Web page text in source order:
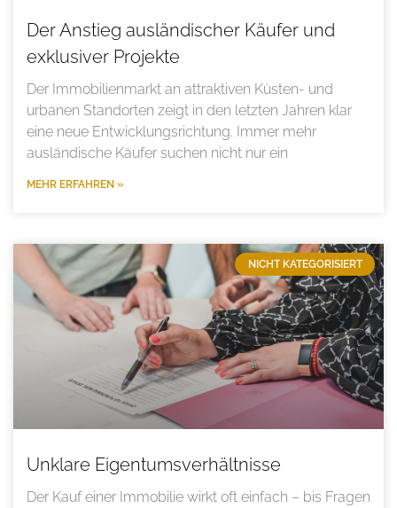
Der Anstieg ausländischer Käufer und
exklusiver Projekte
Der Immobilienmarkt an attraktiven Küsten- und
urbanen Standorten zeigt in den letzten Jahren klar
eine neue Entwicklungsrichtung. Immer mehr
ausländische Käufer suchen nicht nur ein
MEHR ERFAHREN »
NICHT KATEGORISIERT
Unklare Eigentumsverhältnisse
Der Kauf einer Immobilie wirkt oft einfach – bis Fragen